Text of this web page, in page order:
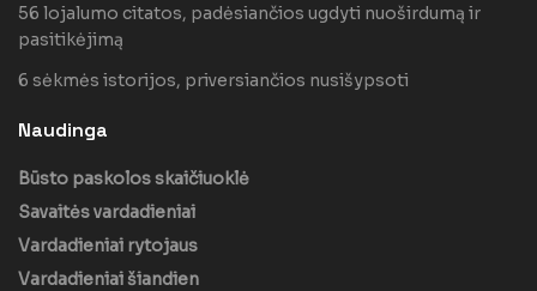
56 lojalumo citatos, padėsiančios ugdyti nuoširdumą ir
pasitikėjimą
6 sėkmės istorijos, priversiančios nusišypsoti
Naudinga
Būsto paskolos skaičiuoklė
Savaitės vardadieniai
Vardadieniai rytojaus
Vardadieniai šiandien